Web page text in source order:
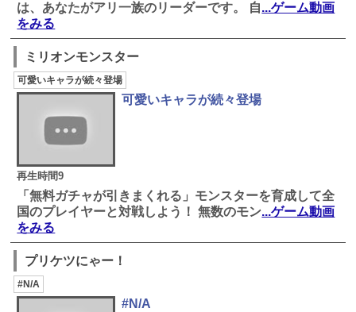
は、あなたがアリ一族のリーダーです。 自...ゲーム動画
をみる
ミリオンモンスター
可愛いキャラが続々登場
再生時間9
可愛いキャラが続々登場
「無料ガチャが引きまくれる」モンスターを育成して全
国のプレイヤーと対戦しよう！ 無数のモン...ゲーム動画
をみる
プリケツにゃー！
#N/A
#N/A